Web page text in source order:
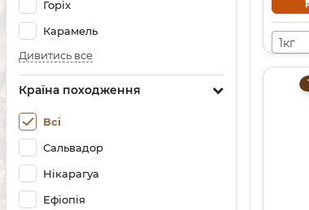
Горіх
Карамель
Дивитись все
Країна походження
Всі
Сальвадор
Нікарагуа
Ефіопія
1кг